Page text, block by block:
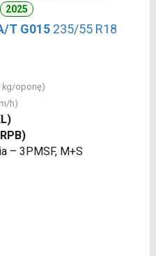
2025
T G015 235/55 R18
kg/oponę)
h)
– 3PMSF, M+S